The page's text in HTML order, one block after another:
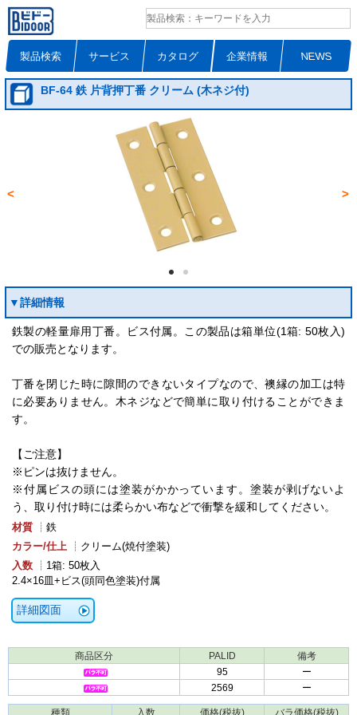
製品検索 サービス カタログ 企業情報 NEWS
BF-64 鉄 片背押丁番 クリーム (木ネジ付)
< >
▼詳細情報
鉄製の軽量扉用丁番。ビス付属。この製品は箱単位(1箱: 50枚入)
での販売となります。
丁番を閉じた時に隙間のできないタイプなので、襖縁の加工は特
に必要ありません。木ネジなどで簡単に取り付けることができま
す。
【ご注意】
※ピンは抜けません。
※付属ビスの頭には塗装がかかっています。塗装が剥げないよ
う、取り付け時には柔らかい布などで衝撃を緩和してください。
材質
┊鉄
カラー/仕上
┊クリーム(焼付塗装)
入数
┊1箱: 50枚入
2.4×16皿+ビス(頭同色塗装)付属
詳細図面
商品区分 PALID
備考
95
ー
2569
ー
種類 入数 価格(税抜) バラ価格(税抜)